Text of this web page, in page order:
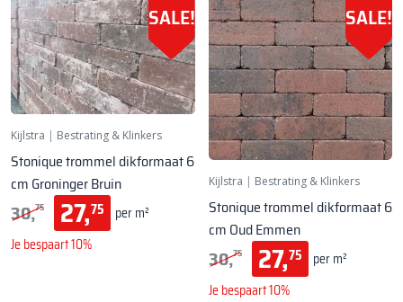
SALE!
Kijlstra | Bestrating & Klinkers
Stonique trommel dikformaat 6
cm Groninger Bruin
30,75 27,75
per m²
Je bespaart 10%
SALE!
Kijlstra | Bestrating & Klinkers
Stonique trommel dikformaat 6
cm Oud Emmen
30,75 27,75
per m²
Je bespaart 10%